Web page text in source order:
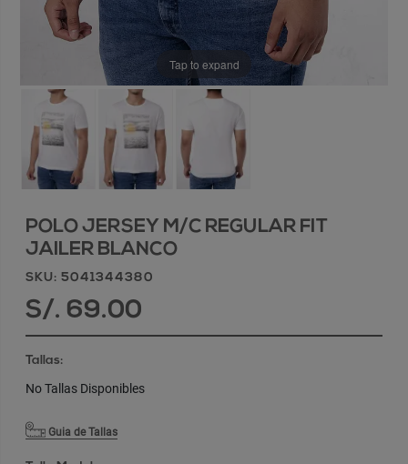
Tap to expand
POLO JERSEY M/C REGULAR FIT
JAILER BLANCO
SKU: 5041344380
S/. 69.00
Tallas:
No Tallas Disponibles
Guia de Tallas